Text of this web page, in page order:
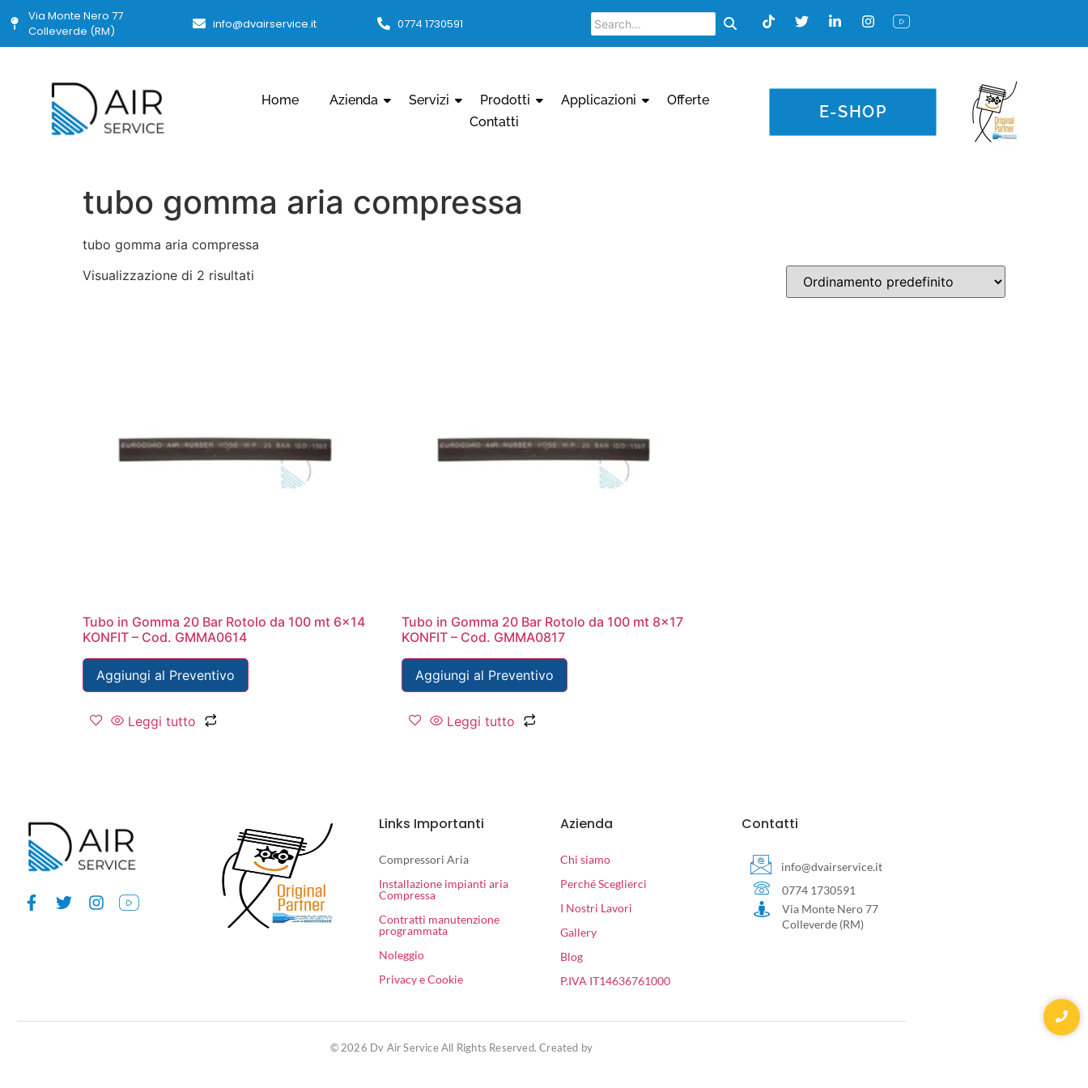
Via Monte Nero 77
Colleverde (RM)
info@dvairservice.it 0774 1730591
Home Azienda Servizi Prodotti Applicazioni
Offerte
Contatti
E-SHOP
tubo gomma aria compressa
tubo gomma aria compressa
Visualizzazione di 2 risultati
Tubo in Gomma 20 Bar Rotolo da 100 mt 6×14
KONFIT – Cod. GMMA0614
Aggiungi al Preventivo
Leggi tutto
Tubo in Gomma 20 Bar Rotolo da 100 mt 8×17
KONFIT – Cod. GMMA0817
Aggiungi al Preventivo
Leggi tutto
Links Importanti
Compressori Aria
Installazione impianti aria
Compressa
Contratti manutenzione
programmata
Noleggio
Privacy e Cookie
Azienda
Chi siamo
Perché Sceglierci
I Nostri Lavori
Gallery
Blog
P.IVA IT14636761000
Contatti
info@dvairservice.it
0774 1730591
Via Monte Nero 77
Colleverde (RM)
© 2026 Dv Air Service All Rights Reserved. Created by